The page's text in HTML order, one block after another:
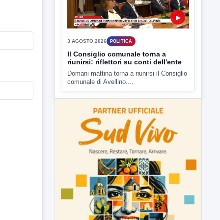
▶
3 AGOSTO 2026 POLITICA
Il Consiglio comunale torna a
riunirsi: riflettori su conti dell'ente
Domani mattina torna a riunirsi il Consiglio
comunale di Avellino....